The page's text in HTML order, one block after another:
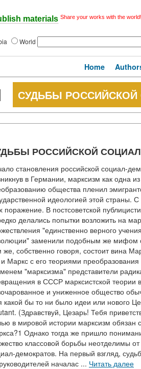
materials Share your works with the world!
World
Home
СУДЬБЫ РОССИЙСКОЙ
РОССИЙСКОЙ
становления российской социал-
в Германии, марксизм как одна
общества пленил
идеологией этой страны.
поражение. В постсоветской
делались попытки возложить на
"единственно верного
заменили подобным же мифом о
же, собственно говоря, состоит вина
и Маркс с его теориями
"марксизма" представители
в СССР марксистской теории
и униженное общество
какой бы то ни было идеи или нового
(Здравствуй, Цезарь! Тебя
в мировой истории марксизм обязан
Однако тогда же пришло
классовой борьбы неотделимы
демократов. На первый взгляд,
началас ... Читать далее